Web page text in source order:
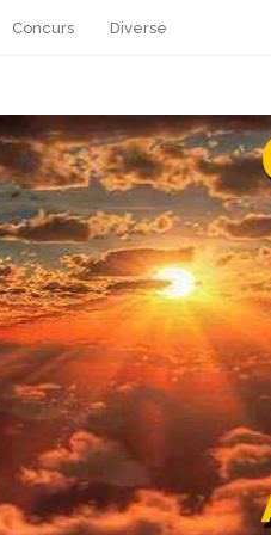
Concurs Diverse